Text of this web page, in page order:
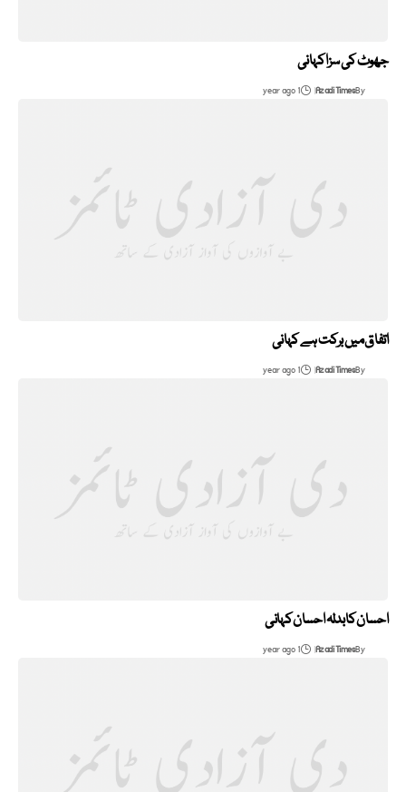
جھوٹ کی سزا کہانی
By
Azadi Times
1 year ago
اتفاق میں برکت ہے کہانی
By
Azadi Times
1 year ago
احسان کا بدلہ احسان کہانی
By
Azadi Times
1 year ago